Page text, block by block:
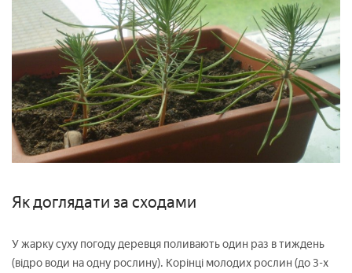
Як доглядати за сходами
У жарку суху погоду деревця поливають один раз в тиждень
(відро води на одну рослину). Корінці молодих рослин (до 3-х